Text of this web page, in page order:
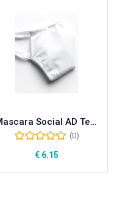
Mascara Social AD Tech
(0)
€ 6.15